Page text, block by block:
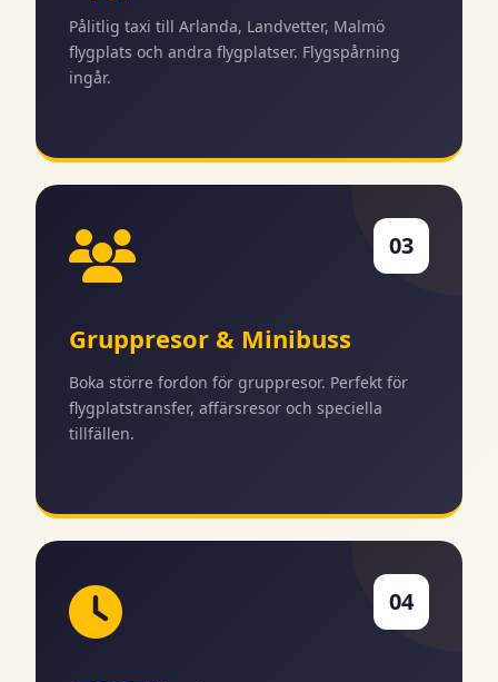
Pålitlig taxi till Arlanda, Landvetter, Malmö
flygplats och andra flygplatser. Flygspårning
ingår.
03
Gruppresor & Minibuss
Boka större fordon för gruppresor. Perfekt för
flygplatstransfer, affärsresor och speciella
tillfällen.
04